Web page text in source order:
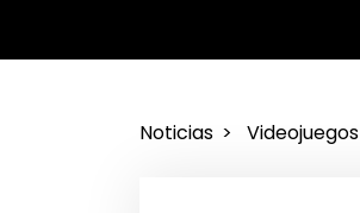
Noticias Videojuegos